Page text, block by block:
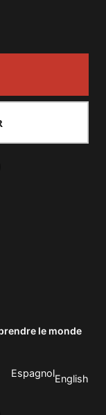
le monde
EspagnolEnglish